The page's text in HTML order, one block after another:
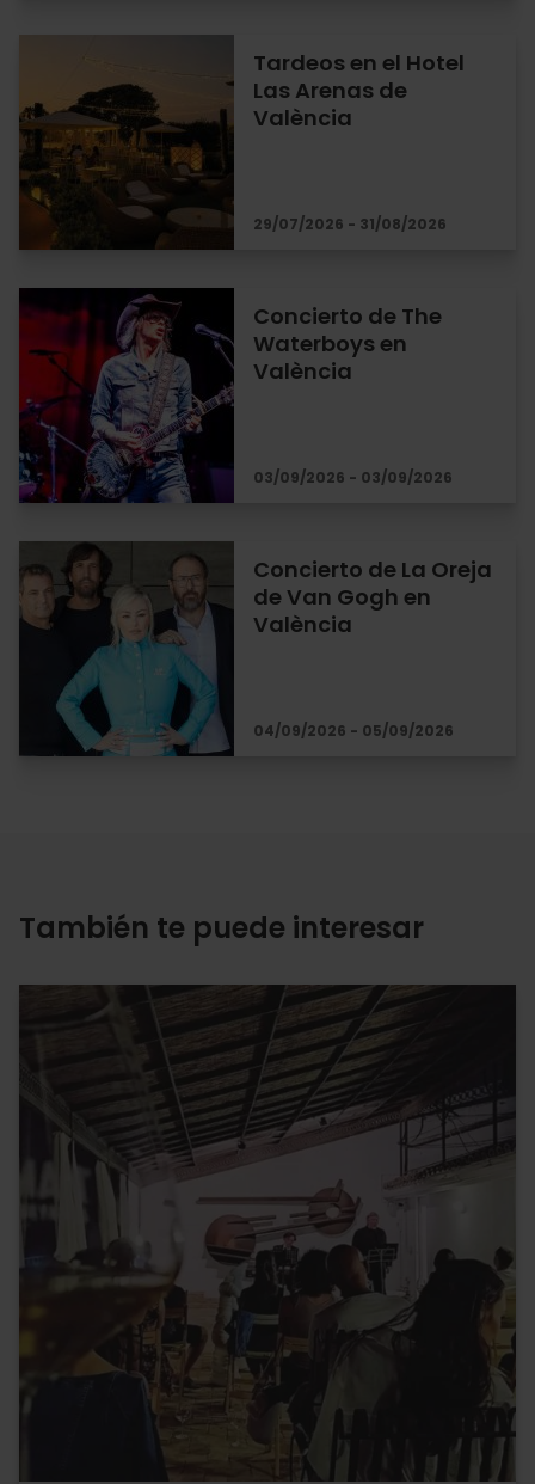
Tardeos en el Hotel
Las Arenas de
València
29/07/2026 - 31/08/2026
Concierto de The
Waterboys en
València
03/09/2026 - 03/09/2026
Concierto de La Oreja
de Van Gogh en
València
04/09/2026 - 05/09/2026
También te puede interesar